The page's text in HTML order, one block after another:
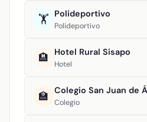
🏋️ Polideportivo
Polideportivo
🏨 Hotel Rural Sisapo
Hotel
🏫 Colegio San Juan de
Colegio